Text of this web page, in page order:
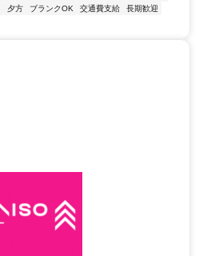
夕方 ブランクOK 交通費支給
長期歓迎